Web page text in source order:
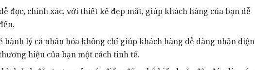
đọc, chính xác, với thiết kế đẹp mắt, giúp khách hàng của bạn dễ
hành lý cá nhân hóa không chỉ giúp khách hàng dễ dàng nhận diện
hiệu của bạn một cách tinh tế.